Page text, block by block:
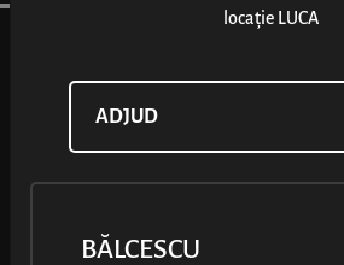
locație LUCA
BĂLCESCU